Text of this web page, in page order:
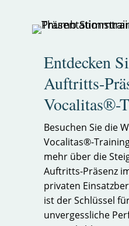
Entdecken
Auftritts-
Vocalitas®-
Besuchen Sie die
Vocalitas®-
mehr über die
Auftritts-Präsenz
privaten
ist der Schlüssel
unvergessliche